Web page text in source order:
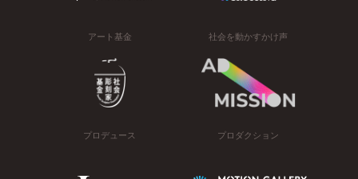
アート基金 社会を動かすかけ声
プロデュース プロダクション